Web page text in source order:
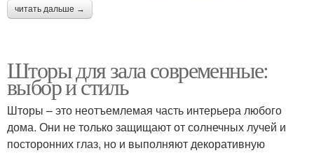
читать дальше →
Шторы для зала современные:
выбор и стиль
Шторы – это неотъемлемая часть интерьера любого
дома. Они не только защищают от солнечных лучей и
посторонних глаз, но и выполняют декоративную